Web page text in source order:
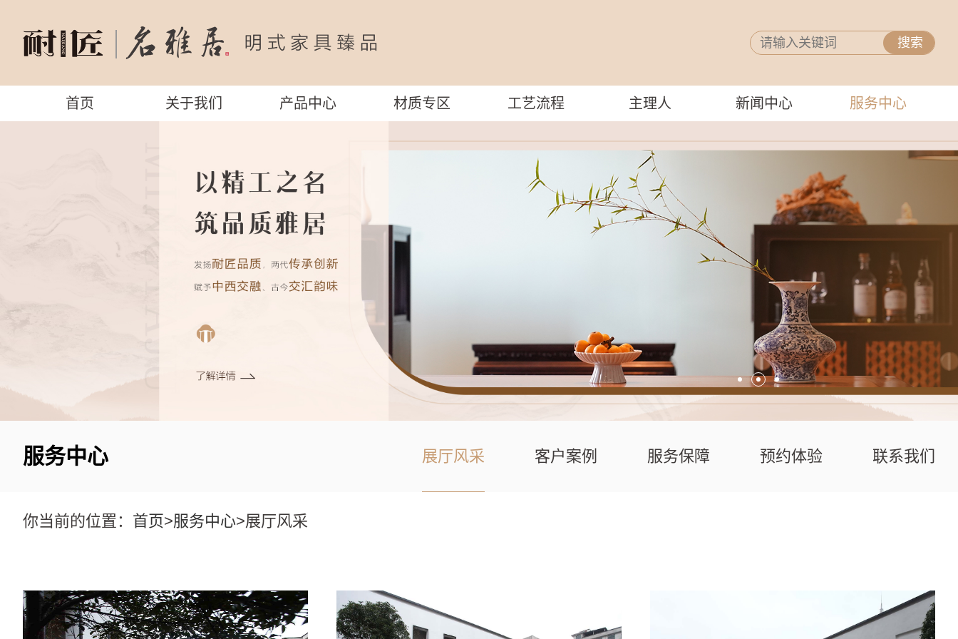
首页 关于我们 产品中心 材质专区 工艺流程 主理人 新闻中心 服务中心
服务中心 展厅风采 客户案例 服务保障 预约体验 联系我们
你当前的位置： 首页>服务中心>展厅风采